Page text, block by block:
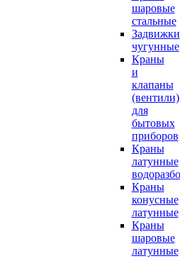
шаровые
стальные
Задвижки
чугунные
Краны
и
клапаны
(вентили)
для
бытовых
приборов
Краны
латунные
Краны
конусные
латунные
Краны
шаровые
латунные